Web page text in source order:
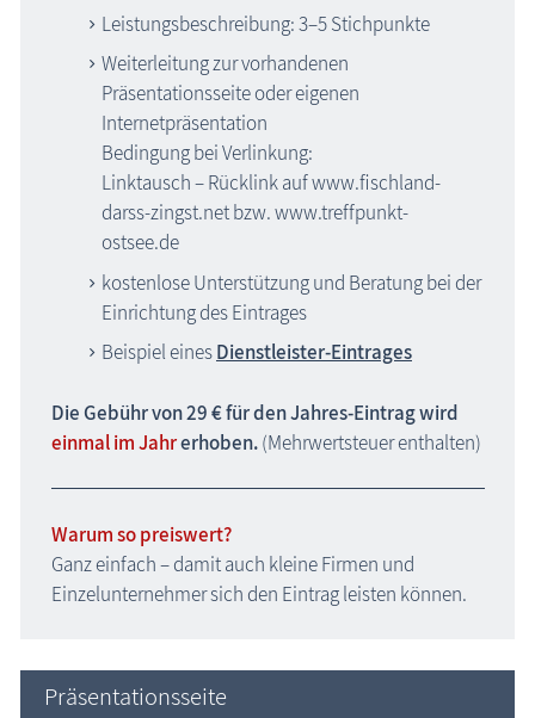
Leistungsbeschreibung: 3–5 Stichpunkte
Weiterleitung zur vorhandenen
Präsentationsseite oder eigenen
Internetpräsentation
Bedingung bei Verlinkung:
Linktausch – Rücklink auf www.fischland-
darss-zingst.net bzw. www.treffpunkt-
ostsee.de
kostenlose Unterstützung und Beratung bei der
Einrichtung des Eintrages
Beispiel einesDienstleister-Eintrages
Die Gebühr von 29 € für den Jahres-Eintrag wird
einmalim Jahrerhoben.(Mehrwertsteuer enthalten)
Warum so preiswert?
Ganz einfach – damit auch kleine Firmen und
Einzelunternehmer sich den Eintrag leisten können.
Präsentationsseite